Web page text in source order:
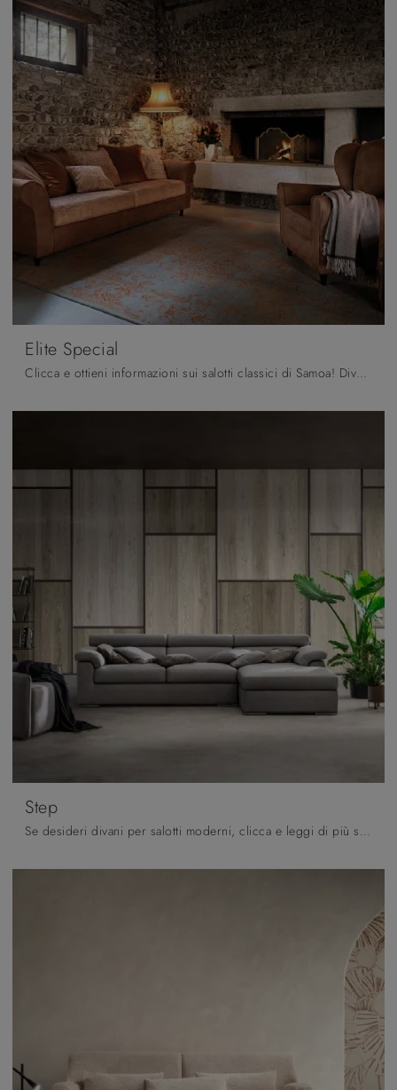
Elite Special
Clicca e ottieni informazioni sui salotti classici di Samoa! Diversi modelli di divani, come Elite Special, ti aspettano.
Step
Se desideri divani per salotti moderni, clicca e leggi di più sul modello Step in tessuto della marca Samoa.